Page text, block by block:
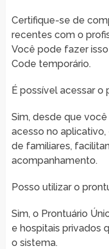
Certifique-se de
recentes com o
Você pode fazer
Code temporário.
É possível acessar o
Sim, desde que
acesso no
de familiares,
acompanhamento.
Posso utilizar o
Sim, o Prontuário
e hospitais privados
o sistema.